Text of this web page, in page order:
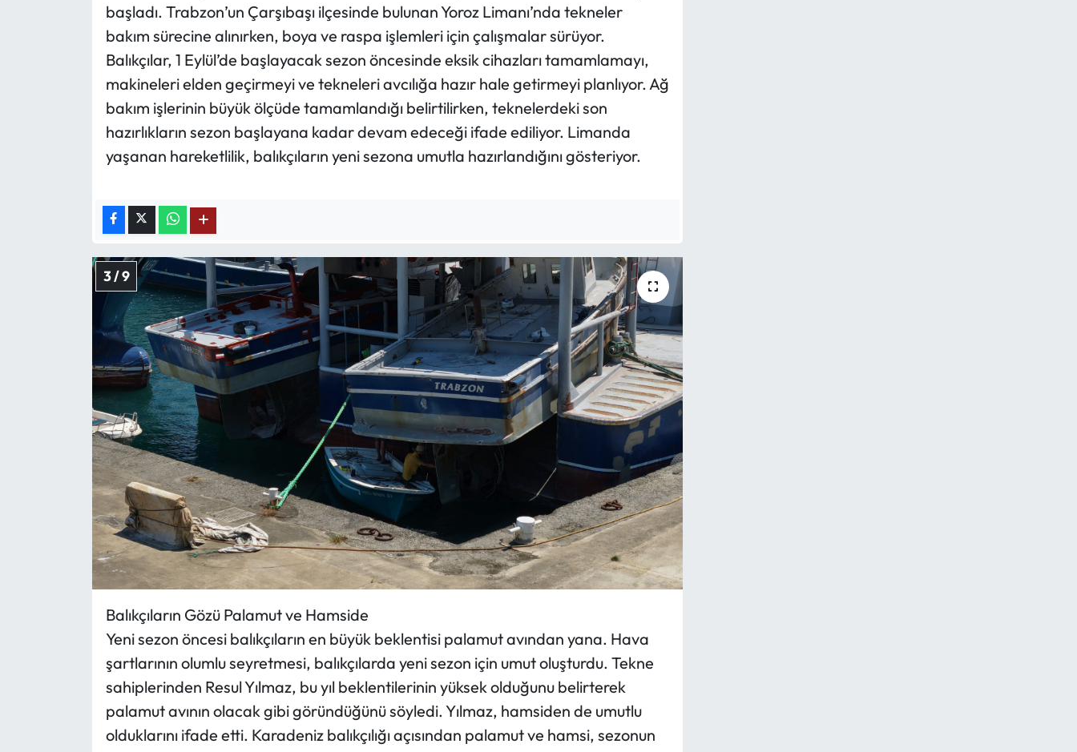
başladı. Trabzon’un Çarşıbaşı ilçesinde bulunan Yoroz Limanı’nda tekneler
bakım sürecine alınırken, boya ve raspa işlemleri için çalışmalar sürüyor.
Balıkçılar, 1 Eylül’de başlayacak sezon öncesinde eksik cihazları tamamlamayı,
makineleri elden geçirmeyi ve tekneleri avcılığa hazır hale getirmeyi planlıyor. Ağ
bakım işlerinin büyük ölçüde tamamlandığı belirtilirken, teknelerdeki son
hazırlıkların sezon başlayana kadar devam edeceği ifade ediliyor. Limanda
yaşanan hareketlilik, balıkçıların yeni sezona umutla hazırlandığını gösteriyor.
3 / 9
Balıkçıların Gözü Palamut ve Hamside
Yeni sezon öncesi balıkçıların en büyük beklentisi palamut avından yana. Hava
şartlarının olumlu seyretmesi, balıkçılarda yeni sezon için umut oluşturdu. Tekne
sahiplerinden Resul Yılmaz, bu yıl beklentilerinin yüksek olduğunu belirterek
palamut avının olacak gibi göründüğünü söyledi. Yılmaz, hamsiden de umutlu
olduklarını ifade etti. Karadeniz balıkçılığı açısından palamut ve hamsi, sezonun